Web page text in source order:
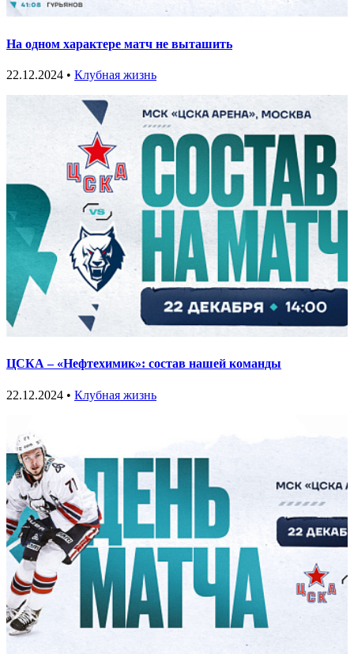
На одном характере матч не выташить
22.12.2024 • Клубная жизнь
ЦСКА – «Нефтехимик»: состав нашей команды
22.12.2024 • Клубная жизнь